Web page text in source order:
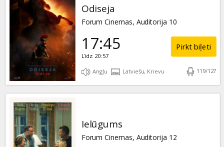
Odiseja
Forum Cinemas, Auditorija 10
17:45
Līdz: 20:57
Pirkt biļeti
Angļu Latviešu, Krievu 119/127
Ielūgums
Forum Cinemas, Auditorija 12